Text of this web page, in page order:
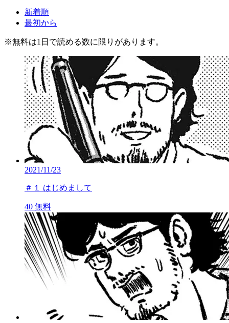
新着順
最初から
※無料は1日で読める数に限りがあります。
2021/11/23
＃１ はじめまして
40 無料